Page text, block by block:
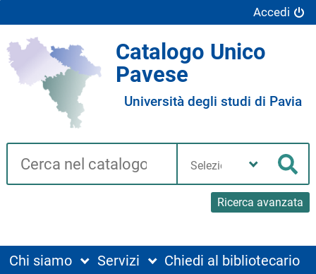
Accedi
Catalogo Unico
Pavese
Università degli studi di Pavia
Cerca su "Catalogo"
Ricerca avanzata
biblioteca
Chi siamo Servizi
Chiedi al bibliotecario